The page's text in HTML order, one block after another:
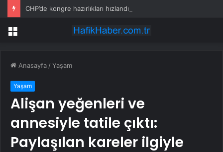
Menü
Anasayfa /Yaşam
Yaşam
Alişan yeğenleri ve
annesiyle tatile çıktı:
Paylaşılan kareler ilgiyle